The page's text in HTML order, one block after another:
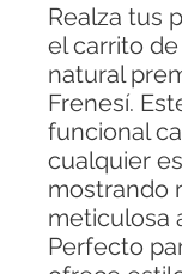
Realza tus
el carrito
natural
Frenesí.
funcional
cualquier
mostrando
meticulosa
Perfecto